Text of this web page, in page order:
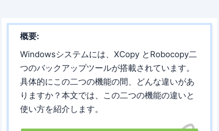
概要:
Windowsシステムには、XCopy とRobocopy二
つのバックアップツールが搭載されています。
具体的にこの二つの機能の間、どんな違いがあ
りますか？本文では、この二つの機能の違いと
使い方を紹介します。